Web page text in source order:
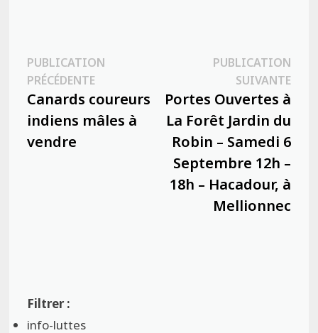
Navigation
de
l’article
PUBLICATION
PRÉCÉDENTEPublication
précédente :
Canards coureurs
indiens mâles à
vendre
PUBLICATION
SUIVANTE
Portes Ouvertes à
La Forêt Jardin du
Robin – Samedi 6
Septembre 12h –
18h – Hacadour, à
Mellionnec
info-luttes